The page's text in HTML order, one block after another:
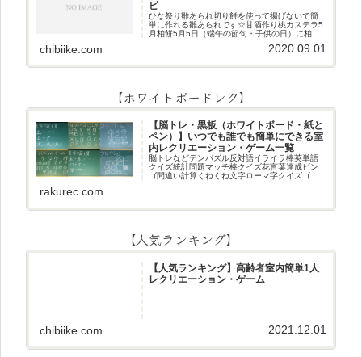
ピ
ひな祭り雛あられ切り餅を使って揚げないで簡
単に作れる雛あられです☆甘酒作り桃カステラ5
月柏餅5月5日（端午の節句・子供の日）に柏餅
日）にちまき作りです☆ほうじ茶プリン抹茶パ
chibiike.com 2020.09.01
【ホワイトボードレク】
【脳トレ・黒板（ホワイトボード・紙と
ペン）】いつでも誰でも簡単にできる室
内レクリエーション・ゲーム一覧
脳トレなどテンパズル反対語イライラ棒英単語
クイズ統計問題マッチ棒クイズ花言葉達成ビン
ゴ間違い計算くねくね文字ローマ字クイズゴロ
rakurec.com
【人気ランキング】
【人気ランキング】高齢者室内簡単1人
レクリエーション・ゲーム
chibiike.com 2021.12.01